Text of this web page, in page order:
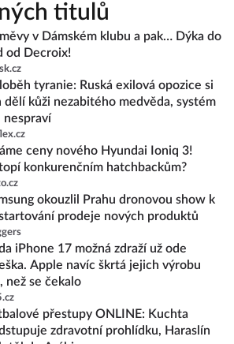
titulů
v Dámském klubu a pak… Dýka do
od Decroix!
tyranie: Ruská exilová opozice si
dělí kůži nezabitého medvěda, systém
nespraví
ceny nového Hyundai Ioniq 3!
konkurenčním hatchbackům?
okouzlil Prahu dronovou show k
prodeje nových produktů
iPhone 17 možná zdraží už ode
Apple navíc škrtá jejich výrobu
než se čekalo
přestupy ONLINE: Kuchta
zdravotní prohlídku, Haraslín